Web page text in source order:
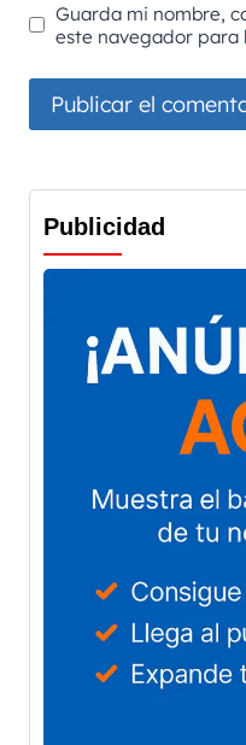
Guarda mi nombre,
este navegador para
Publicidad